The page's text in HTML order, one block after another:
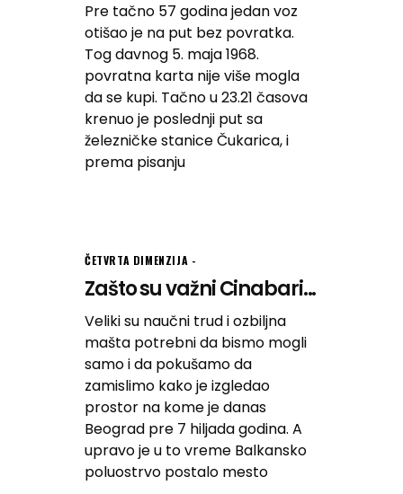
Pre tačno 57 godina jedan voz
otišao je na put bez povratka.
Tog davnog 5. maja 1968.
povratna karta nije više mogla
da se kupi. Tačno u 23.21 časova
krenuo je poslednji put sa
železničke stanice Čukarica, i
prema pisanju
ČETVRTA DIMENZIJA
Zašto su važni Cinabari...
Veliki su naučni trud i ozbiljna
mašta potrebni da bismo mogli
samo i da pokušamo da
zamislimo kako je izgledao
prostor na kome je danas
Beograd pre 7 hiljada godina. A
upravo je u to vreme Balkansko
poluostrvo postalo mesto